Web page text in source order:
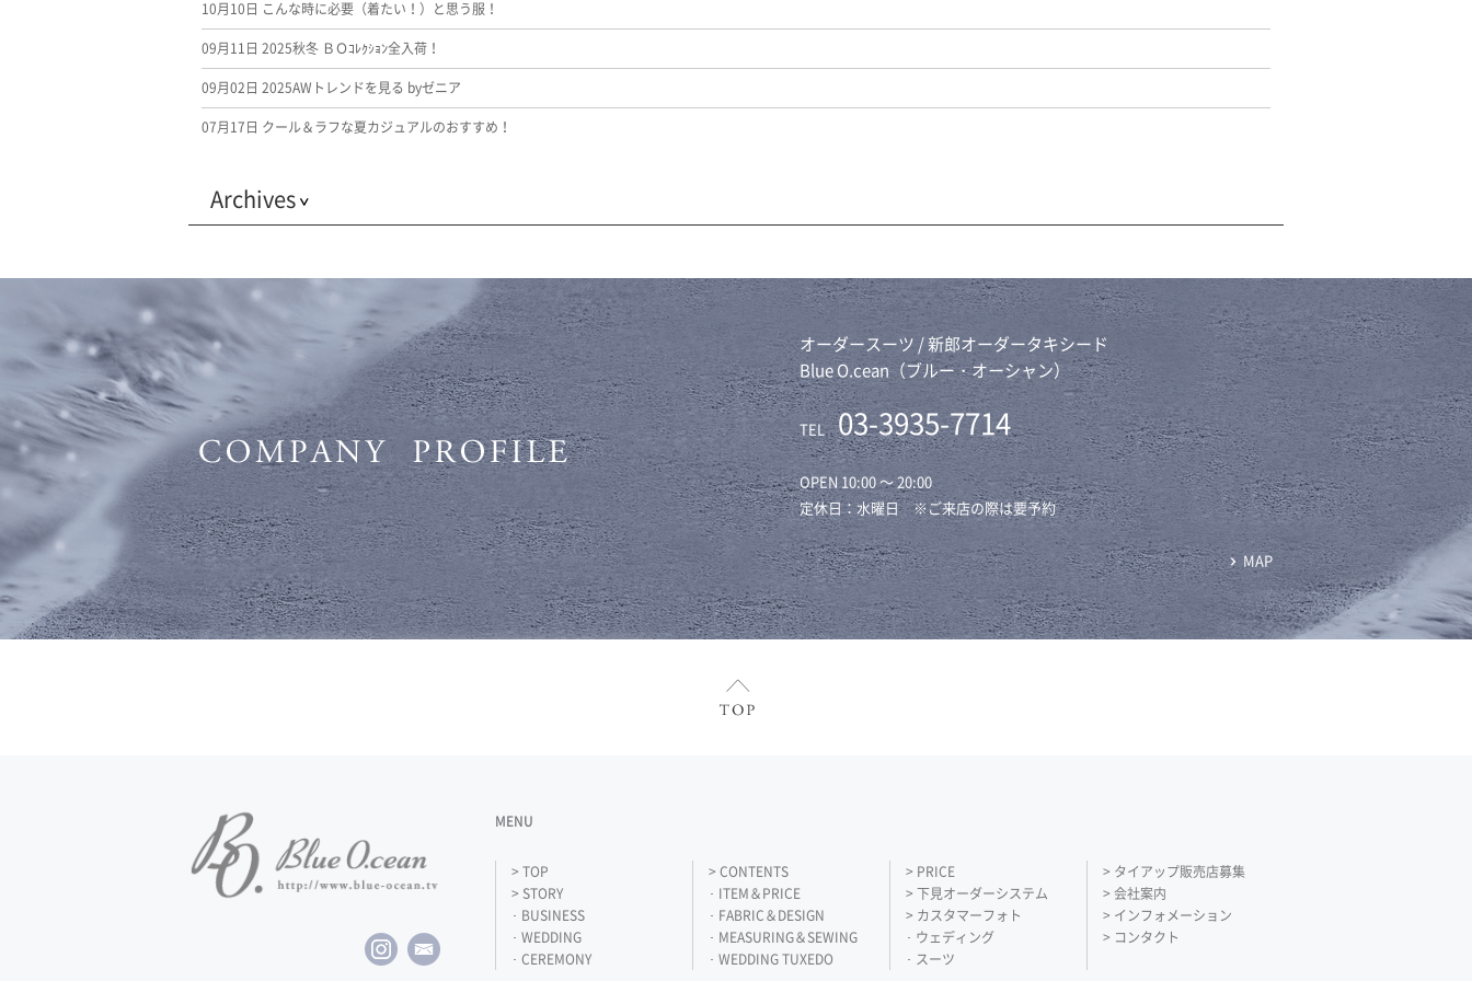
10月10日 こんな時に必要（着たい！）と思う服！
09月11日 2025秋冬 ＢＯｺﾚｸｼｮﾝ全入荷！
09月02日 2025AWトレンドを見る byゼニア
07月17日 クール＆ラフな夏カジュアルのおすすめ！
Archives
オーダースーツ / 新郎オーダータキシード
Blue O.cean（ブルー・オーシャン）
TEL 03-3935-7714
OPEN 10:00 ～ 20:00
定休日：水曜日 ※ご来店の際は要予約
MAP
MENU
> TOP
> STORY
･ BUSINESS
･ WEDDING
･ CEREMONY
> CONTENTS
･ ITEM＆PRICE
･ FABRIC＆DESIGN
･ MEASURING＆SEWING
･ WEDDING TUXEDO
> PRICE
> 下見オーダーシステム
> カスタマーフォト
･ ウェディング
･ スーツ
> タイアップ販売店募集
> 会社案内
> インフォメーション
> コンタクト